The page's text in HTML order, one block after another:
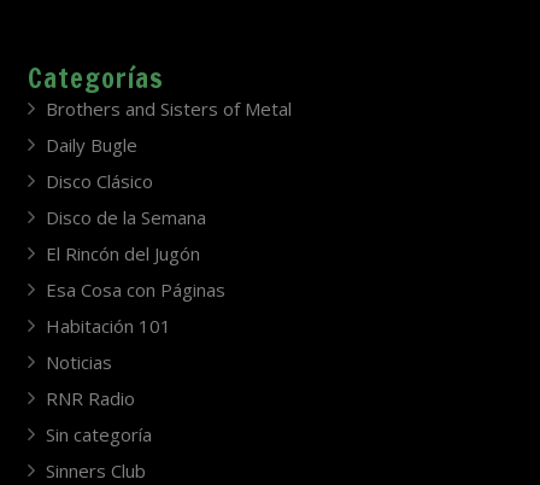
Categorías
Brothers and Sisters of Metal
Daily Bugle
Disco Clásico
Disco de la Semana
El Rincón del Jugón
Esa Cosa con Páginas
Habitación 101
Noticias
RNR Radio
Sin categoría
Sinners Club